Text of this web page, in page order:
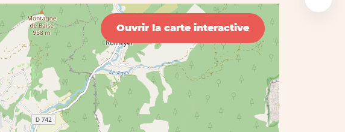
Ouvrir la carte interactive